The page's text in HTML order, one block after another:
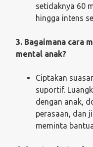
setidaknya 60
hingga intens
3. Bagaimana cara
mental anak?
Ciptakan
suportif.
dengan anak,
perasaan, dan
meminta